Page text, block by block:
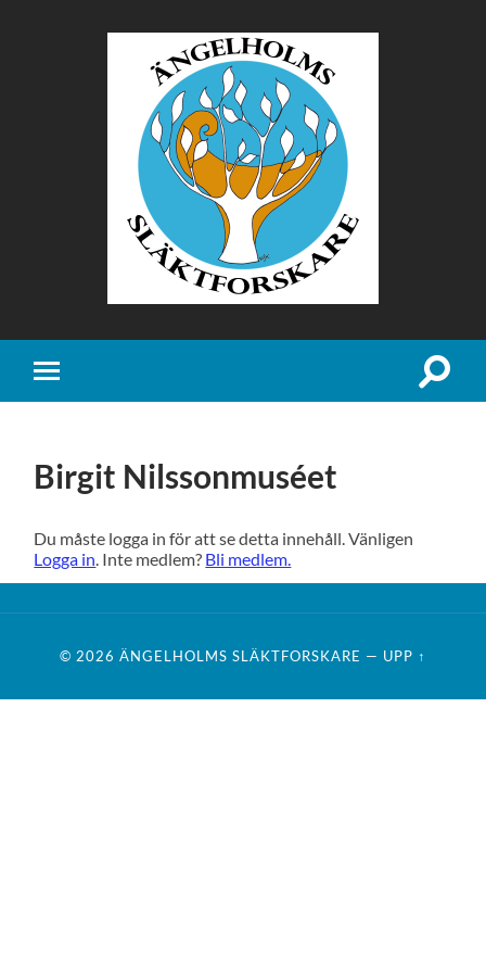
Ängelholms
Slå
på/av
Slå
Birgit Nilssonmuséet
Du måste logga in för att se detta innehåll. Vänligen
Logga in. Inte medlem? Bli medlem.
© 2026 ÄNGELHOLMS SLÄKTFORSKARE — UPP ↑